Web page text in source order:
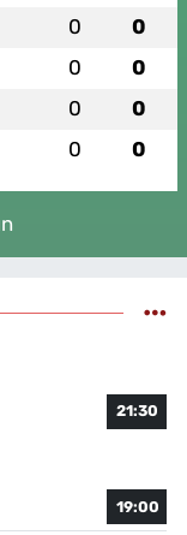
0 0
0 0
0 0
0 0
21:30
19:00